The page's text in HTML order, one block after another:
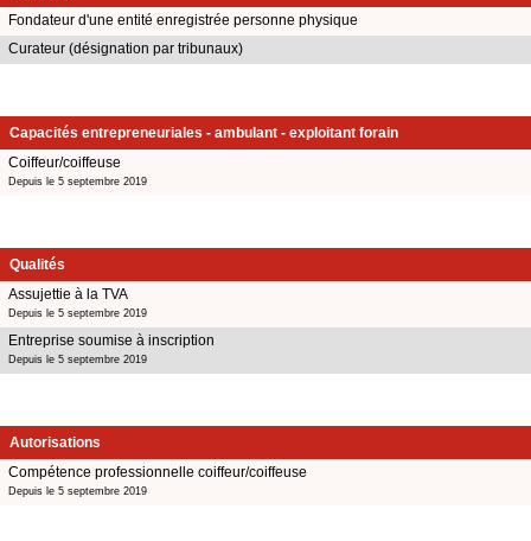
Fondateur d'une entité enregistrée personne physique
Curateur (désignation par tribunaux)
Capacités entrepreneuriales - ambulant - exploitant forain
Coiffeur/coiffeuse
Depuis le 5 septembre 2019
Qualités
Assujettie à la TVA
Depuis le 5 septembre 2019
Entreprise soumise à inscription
Depuis le 5 septembre 2019
Autorisations
Compétence professionnelle coiffeur/coiffeuse
Depuis le 5 septembre 2019